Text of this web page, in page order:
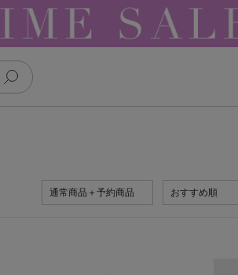
通常商品＋予約商品 おすすめ順